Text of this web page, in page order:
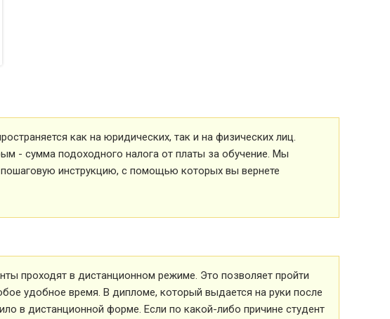
как на юридических, так и на физических лиц.
- сумма подоходного налога от платы за обучение. Мы
инструкцию, с помощью которых вы вернете
проходят в дистанционном режиме. Это позволяет пройти
удобное время. В дипломе, который выдается на руки после
в дистанционной форме. Если по какой-либо причине студент